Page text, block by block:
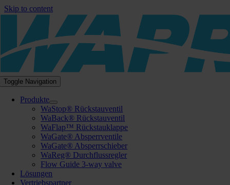
Skip to content
Toggle Navigation
Produkte
WaStop® Rückstauventil
WaBack® Rückstauventil
WaFlap™ Rückstauklappe
WaGate® Absperrventile
WaGate® Absperrschieber
WaReg® Durchflussregler
Flow Guide 3-way valve
Lösungen
Vertriebspartner